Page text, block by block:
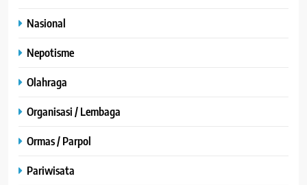
Nasional
Nepotisme
Olahraga
Organisasi / Lembaga
Ormas / Parpol
Pariwisata